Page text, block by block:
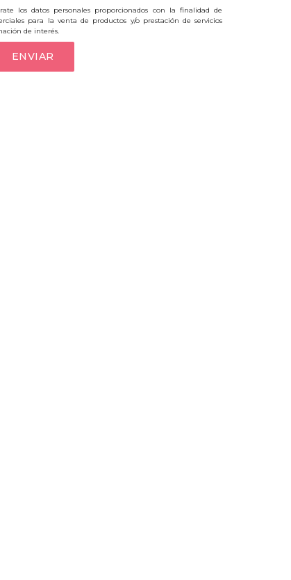
los datos personales proporcionados con la finalidad de
para la venta de productos y/o prestación de servicios
de interés.